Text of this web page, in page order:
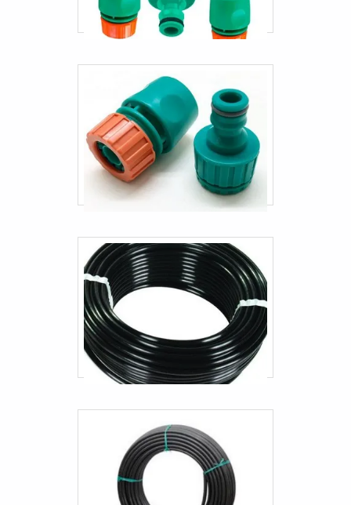
Terminais prensados para mangueiras
Mangueira de gas residencial
Mangueira de pressão direção hidráulica
Mangueira hidráulica para empilhadeira
Mangueira para empilhadeira a gás
Mangueira pneumática alta temperatura
Mangueira residêncial
Mangueira transporte pneumático
Mangueiras e conexões gates
Mangueiras hidráulicas preço
Mangueiras hidráulicas sp
Mangueiras industriais sp